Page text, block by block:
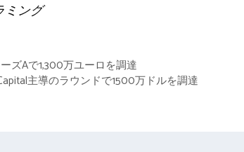
ミング
ズAで1,300万ユーロを調達
主導のラウンドで1500万ドルを調達